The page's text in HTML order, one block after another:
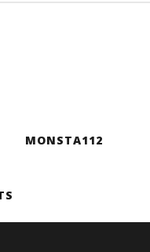
MONSTA112